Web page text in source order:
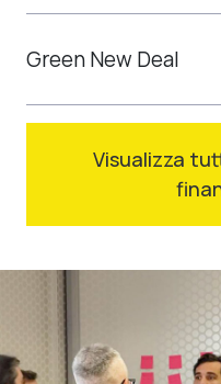
Green New Deal
Visualizza